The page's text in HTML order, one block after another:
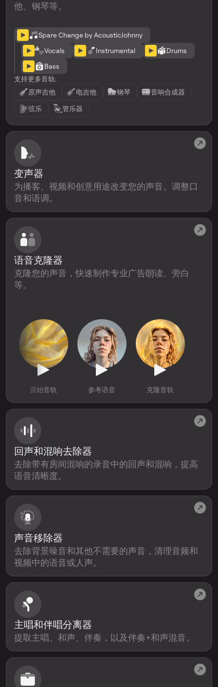
他、钢琴等。
Spare Change by AcousticJohnny
Vocals
Instrumental
Drums
Bass
支持更多音轨:
原声吉他
电吉他 钢琴
音响合成器
弦乐
管乐器
声音移除器
去除背景噪音和其他不需要的声音，清理音频和
视频中的语音或人声。
变声器
为播客、视频和创意用途改变您的声音。调整口
音和语调。
语音克隆器
克隆您的声音，快速制作专业广告朗读、旁白
等。
原始音轨 参考语音 克隆音轨
回声和混响去除器
去除带有房间混响的录音中的回声和混响，提高
语音清晰度。
主唱和伴唱分离器
提取主唱、和声、伴奏，以及伴奏+和声混音。